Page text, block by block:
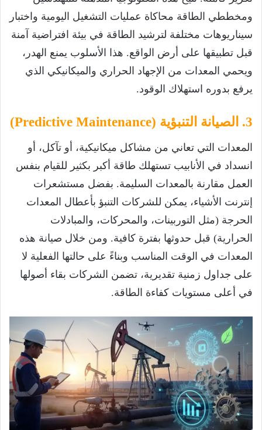
ومخططي الطاقة محاكاة عمليات التشغيل اليومية واختبار
سيناريوهات مختلفة لترشيد الطاقة في بيئة افتراضية آمنة
قبل تطبيقها على أرض الواقع. هذا الأسلوب يمنع الهدر،
ويحمي المعدات من الإجهاد الحراري والميكانيكي الذي
يرفع بدوره استهلاك الوقود.
3. الصيانة التنبؤية (Predictive Maintenance)
المعدات التي تعاني من مشاكل ميكانيكية، أو تآكل، أو
انسداد في الأنابيب تستهلك طاقة أكبر بكثير للقيام بنفس
العمل مقارنة بالمعدات السليمة. بفضل مستشعرات
إنترنت الأشياء، يمكن للشركات التنبؤ بأعطال المعدات
الحرجة (مثل التوربينات، والمحركات، والمبادلات
الحرارية) قبل حدوثها بفترة كافية. ومن خلال صيانة هذه
المعدات في الوقت المناسب وبناءً على حالتها الفعلية لا
على جداول زمنية تقديرية، تضمن الشركات بقاء أصولها
في أعلى مستويات كفاءة الطاقة.